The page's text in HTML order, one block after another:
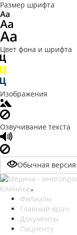
Размер шрифта
Цвет фона и шрифта
Изображения
Озвучивание текста
Обычная версия
Клиника
Филиалы
Главный врач
Документы
Пациенту